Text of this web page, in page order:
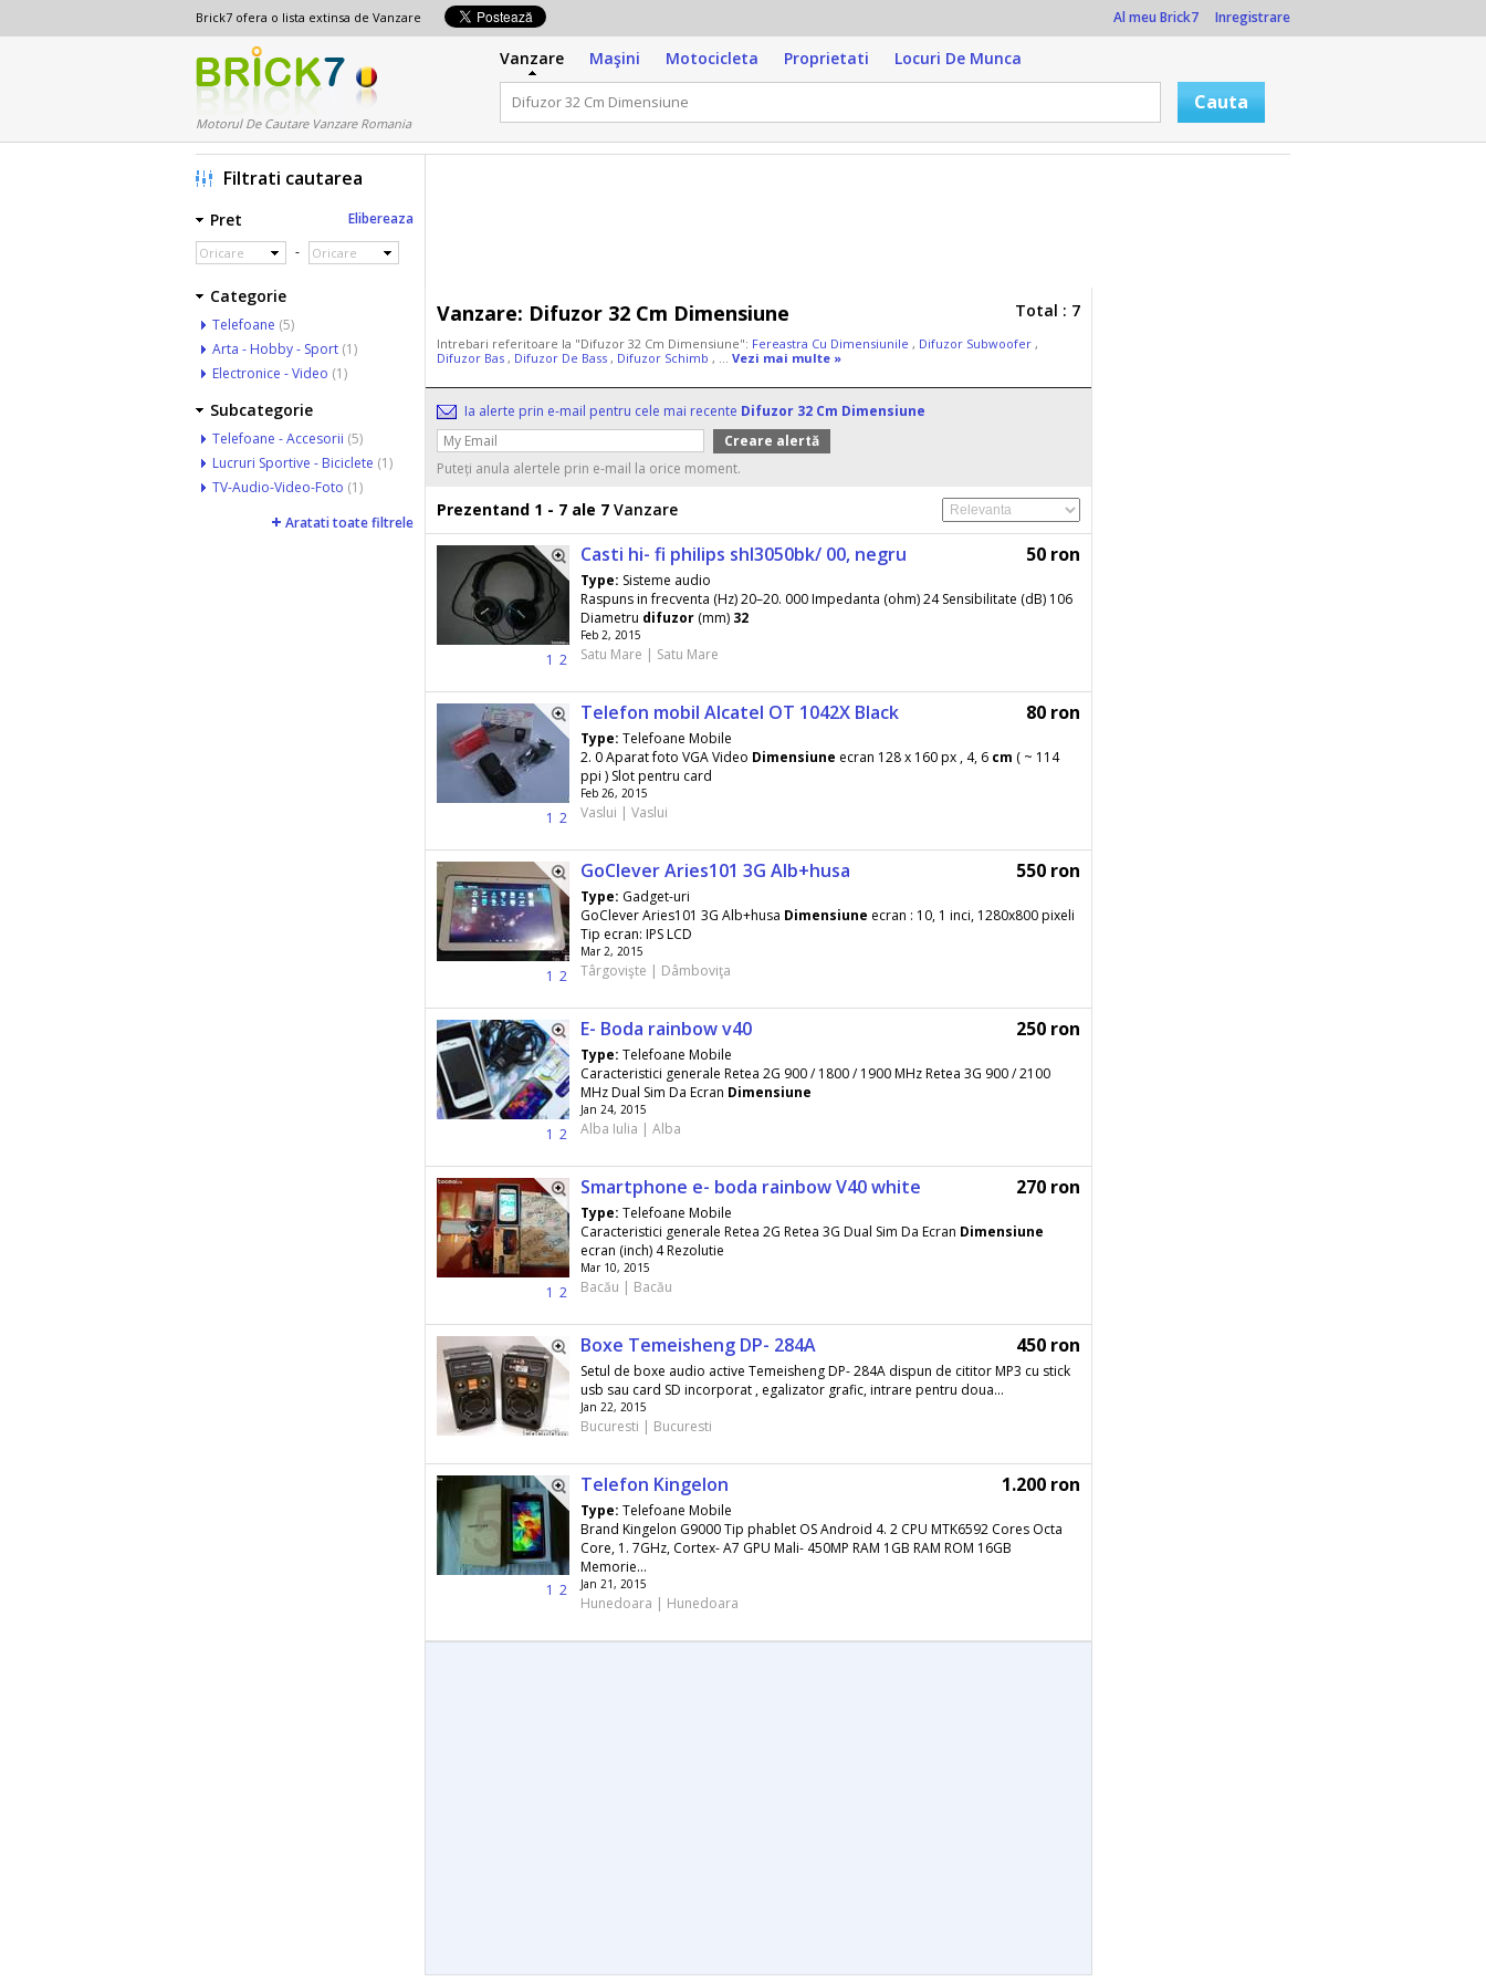
Brick7 ofera o lista extinsa de Vanzare Al meu Brick7 Inregistrare
Motorul De Cautare Vanzare Romania
Vanzare Maşini Motocicleta Proprietati Locuri De Munca
Vanzare: Difuzor 32 Cm Dimensiune Total : 7
Intrebari referitoare la "Difuzor 32 Cm Dimensiune": Fereastra Cu Dimensiunile , Difuzor Subwoofer ,
Difuzor Bas , Difuzor De Bass , Difuzor Schimb , ... Vezi mai multe »
Ia alerte prin e-mail pentru cele mai recente Difuzor 32 Cm Dimensiune
Puteți anula alertele prin e-mail la orice moment.
Prezentand 1 - 7 ale 7 Vanzare
1 2
Casti hi- fi philips shl3050bk/ 00, negru 50 ron
Type: Sisteme audio
Raspuns in frecventa (Hz) 20–20. 000 Impedanta (ohm) 24 Sensibilitate (dB) 106
Diametru difuzor (mm) 32
Feb 2, 2015
Satu Mare | Satu Mare
1 2
Telefon mobil Alcatel OT 1042X Black 80 ron
Type: Telefoane Mobile
2. 0 Aparat foto VGA Video Dimensiune ecran 128 x 160 px , 4, 6 cm ( ~ 114
ppi ) Slot pentru card
Feb 26, 2015
Vaslui | Vaslui
1 2
GoClever Aries101 3G Alb+husa 550 ron
Type: Gadget-uri
GoClever Aries101 3G Alb+husa Dimensiune ecran : 10, 1 inci, 1280x800 pixeli
Tip ecran: IPS LCD
Mar 2, 2015
Târgovişte | Dâmboviţa
1 2
E- Boda rainbow v40 250 ron
Type: Telefoane Mobile
Caracteristici generale Retea 2G 900 / 1800 / 1900 MHz Retea 3G 900 / 2100
MHz Dual Sim Da Ecran Dimensiune
Jan 24, 2015
Alba Iulia | Alba
1 2
Smartphone e- boda rainbow V40 white 270 ron
Type: Telefoane Mobile
Caracteristici generale Retea 2G Retea 3G Dual Sim Da Ecran Dimensiune
ecran (inch) 4 Rezolutie
Mar 10, 2015
Bacău | Bacău
Boxe Temeisheng DP- 284A 450 ron
Setul de boxe audio active Temeisheng DP- 284A dispun de cititor MP3 cu stick
usb sau card SD incorporat , egalizator grafic, intrare pentru doua...
Jan 22, 2015
Bucuresti | Bucuresti
1 2
Telefon Kingelon 1.200 ron
Type: Telefoane Mobile
Brand Kingelon G9000 Tip phablet OS Android 4. 2 CPU MTK6592 Cores Octa
Core, 1. 7GHz, Cortex- A7 GPU Mali- 450MP RAM 1GB RAM ROM 16GB
Memorie...
Jan 21, 2015
Hunedoara | Hunedoara
Filtrati cautarea
Pret Elibereaza
Oricare - Oricare
Categorie
Telefoane (5)
Arta - Hobby - Sport (1)
Electronice - Video (1)
Subcategorie
Telefoane - Accesorii (5)
Lucruri Sportive - Biciclete (1)
TV-Audio-Video-Foto (1)
Aratati toate filtrele